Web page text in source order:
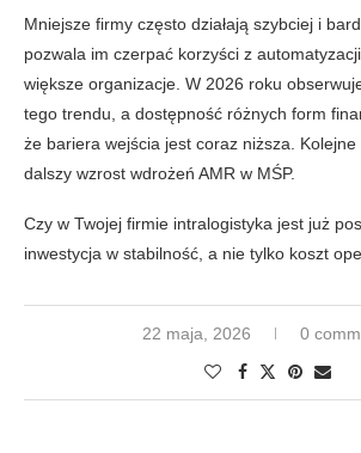
Mniejsze firmy często działają szybciej i
pozwala im czerpać korzyści z
większe organizacje. W 2026 roku
tego trendu, a dostępność różnych form
że bariera wejścia jest coraz niższa.
dalszy wzrost wdrożeń AMR w MŚP.
Czy w Twojej firmie intralogistyka jest już
inwestycja w stabilność, a nie tylko koszt
22 maja, 2026 0